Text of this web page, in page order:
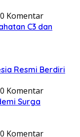
0 Komentar
C3 dan
Resmi Berdiri
0 Komentar
Surga
0 Komentar